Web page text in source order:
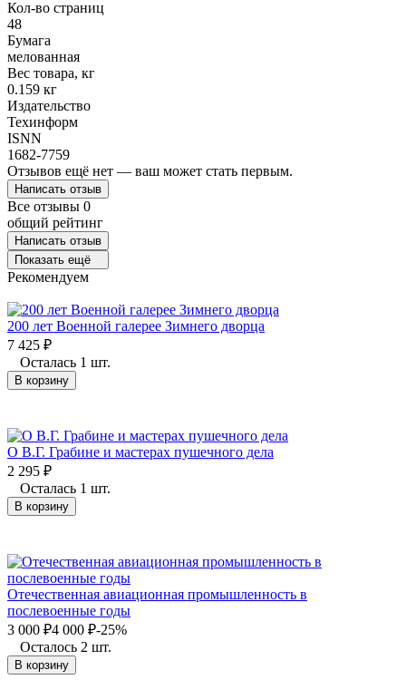
Кол-во страниц
48
Бумага
мелованная
Вес товара, кг
0.159 кг
Издательство
Техинформ
ISNN
1682-7759
Отзывов ещё нет — ваш может стать первым.
Написать отзыв
Все отзывы 0
общий рейтинг
Написать отзыв
Показать ещё
Рекомендуем
200 лет Военной галерее Зимнего дворца
7 425 ₽
Осталась 1 шт.
В корзину
О В.Г. Грабине и мастерах пушечного дела
2 295 ₽
Осталась 1 шт.
В корзину
Отечественная авиационная промышленность в
послевоенные годы
3 000 ₽4 000 ₽-25%
Осталось 2 шт.
В корзину